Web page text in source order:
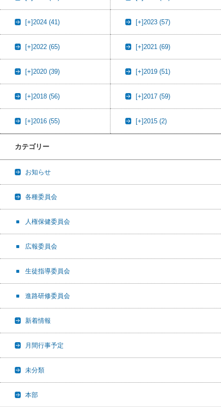
[+]2024 (41) [+]2023 (57)
[+]2022 (65) [+]2021 (69)
[+]2020 (39) [+]2019 (51)
[+]2018 (56) [+]2017 (59)
[+]2016 (55) [+]2015 (2)
カテゴリー
お知らせ
各種委員会
人権保健委員会
広報委員会
生徒指導委員会
進路研修委員会
新着情報
月間行事予定
未分類
本部